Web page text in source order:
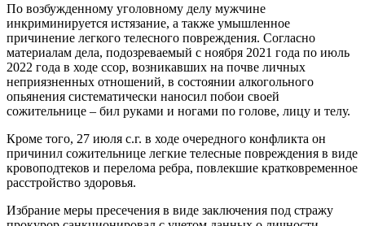
По возбужденному уголовному делу мужчине
инкриминируется истязание, а также умышленное
причинение легкого телесного повреждения. Согласно
материалам дела, подозреваемый с ноября 2021 года по июль
2022 года в ходе ссор, возникавших на почве личных
неприязненных отношений, в состоянии алкогольного
опьянения систематически наносил побои своей
сожительнице – бил руками и ногами по голове, лицу и телу.
Кроме того, 27 июля с.г. в ходе очередного конфликта он
причинил сожительнице легкие телесные повреждения в виде
кровоподтеков и перелома ребра, повлекшие кратковременное
расстройство здоровья.
Избрание меры пресечения в виде заключения под стражу